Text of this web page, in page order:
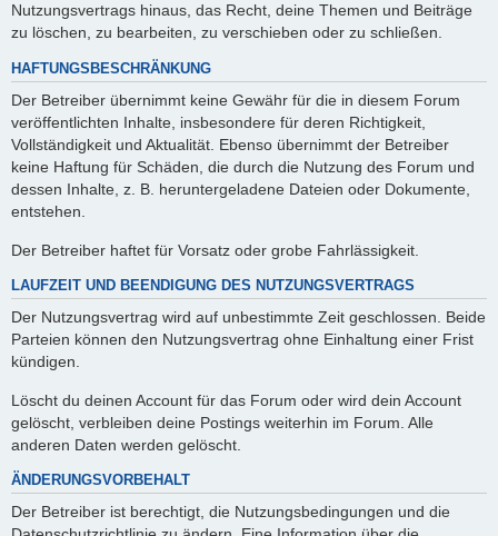
Nutzungsvertrags hinaus, das Recht, deine Themen und Beiträge
zu löschen, zu bearbeiten, zu verschieben oder zu schließen.
HAFTUNGSBESCHRÄNKUNG
Der Betreiber übernimmt keine Gewähr für die in diesem Forum
veröffentlichten Inhalte, insbesondere für deren Richtigkeit,
Vollständigkeit und Aktualität. Ebenso übernimmt der Betreiber
keine Haftung für Schäden, die durch die Nutzung des Forum und
dessen Inhalte, z. B. heruntergeladene Dateien oder Dokumente,
entstehen.
Der Betreiber haftet für Vorsatz oder grobe Fahrlässigkeit.
LAUFZEIT UND BEENDIGUNG DES NUTZUNGSVERTRAGS
Der Nutzungsvertrag wird auf unbestimmte Zeit geschlossen. Beide
Parteien können den Nutzungsvertrag ohne Einhaltung einer Frist
kündigen.
Löscht du deinen Account für das Forum oder wird dein Account
gelöscht, verbleiben deine Postings weiterhin im Forum. Alle
anderen Daten werden gelöscht.
ÄNDERUNGSVORBEHALT
Der Betreiber ist berechtigt, die Nutzungsbedingungen und die